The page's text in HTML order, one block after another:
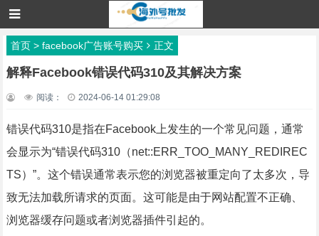
首页> facebook广告账号购买 正文
解释Facebook错误代码310及其解决方案
阅读： 2024-06-14 01:29:08
错误代码310是指在Facebook上发生的一个常见问题，通常
会显示为“错误代码310（net::ERR_TOO_MANY_REDIREC
TS）”。这个错误通常表示您的浏览器被重定向了太多次，导
致无法加载所请求的页面。这可能是由于网站配置不正确、
浏览器缓存问题或者浏览器插件引起的。